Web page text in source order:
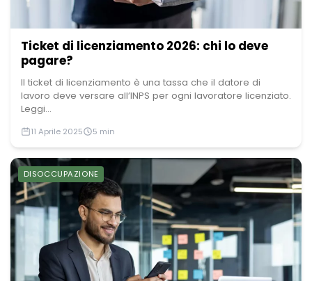
Ticket di licenziamento 2026: chi lo deve
pagare?
Il ticket di licenziamento è una tassa che il datore di
lavoro deve versare all’INPS per ogni lavoratore licenziato.
Leggi...
11 Aprile 2025 5 min
DISOCCUPAZIONE